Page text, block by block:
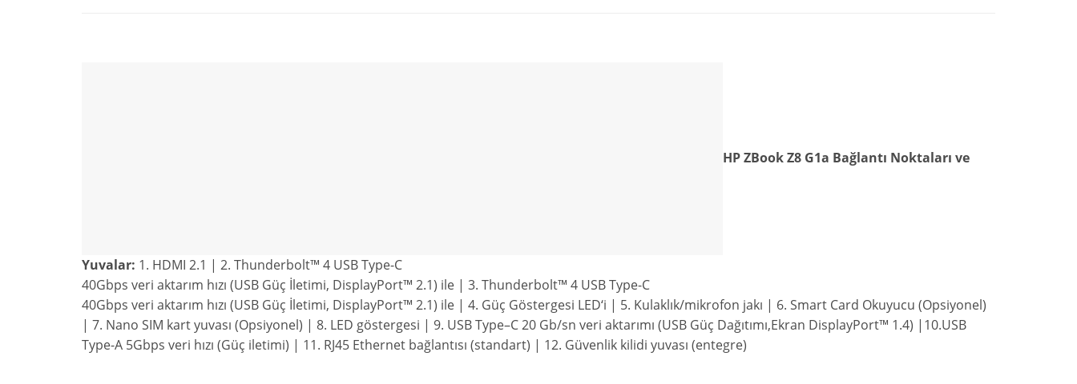
HP ZBook Z8 G1a Bağlantı Noktaları ve
Yuvalar: 1. HDMI 2.1 | 2. Thunderbolt™ 4 USB Type-C
40Gbps veri aktarım hızı (USB Güç İletimi, DisplayPort™ 2.1) ile | 3. Thunderbolt™ 4 USB Type-C
40Gbps veri aktarım hızı (USB Güç İletimi, DisplayPort™ 2.1) ile | 4. Güç Göstergesi LED‘i | 5. Kulaklık/mikrofon jakı | 6. Smart Card Okuyucu (Opsiyonel)
| 7. Nano SIM kart yuvası (Opsiyonel) | 8. LED göstergesi | 9. USBType–C20 Gb/sn veri aktarımı (USB Güç Dağıtımı,Ekran DisplayPort™ 1.4) |10.USB
Type-A 5Gbps veri hızı (Güç iletimi) | 11. RJ45 Ethernet bağlantısı (standart) | 12. Güvenlik kilidi yuvası (entegre)